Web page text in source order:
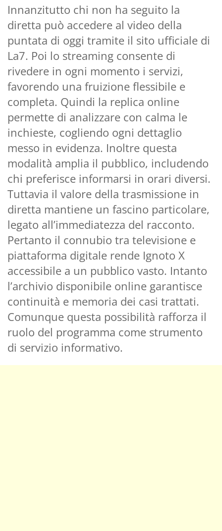
Innanzitutto chi non ha seguito la
diretta può accedere al video della
puntata di oggi tramite il sito ufficiale di
La7. Poi lo streaming consente di
rivedere in ogni momento i servizi,
favorendo una fruizione flessibile e
completa. Quindi la replica online
permette di analizzare con calma le
inchieste, cogliendo ogni dettaglio
messo in evidenza. Inoltre questa
modalità amplia il pubblico, includendo
chi preferisce informarsi in orari diversi.
Tuttavia il valore della trasmissione in
diretta mantiene un fascino particolare,
legato all’immediatezza del racconto.
Pertanto il connubio tra televisione e
piattaforma digitale rende Ignoto X
accessibile a un pubblico vasto. Intanto
l’archivio disponibile online garantisce
continuità e memoria dei casi trattati.
Comunque questa possibilità rafforza il
ruolo del programma come strumento
di servizio informativo.